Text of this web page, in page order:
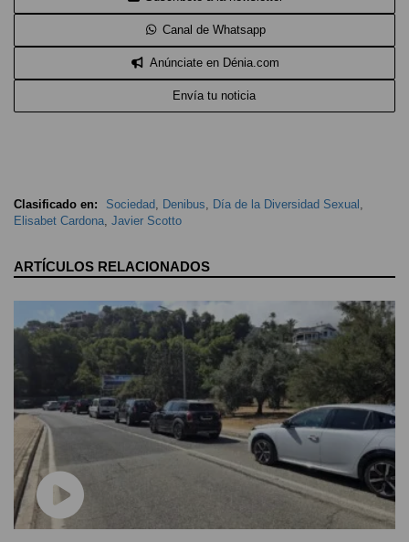
Canal de Whatsapp
Anúnciate en Dénia.com
Envía tu noticia
Clasificado en: Sociedad Denibus Día de la Diversidad Sexual
Elisabet Cardona Javier Scotto
ARTÍCULOS RELACIONADOS